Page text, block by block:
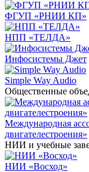
ФГУП «РНИИ КП»
НПП «ТЕЛДА»
Инфосистемы Джет
Simple Way Audio
Общественные
Международная
двигателестроения»
НИИ и учебные
НИИ «Восход»